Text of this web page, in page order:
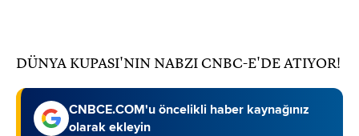
DÜNYA KUPASI'NIN NABZI CNBC-E'DE ATIYOR!
CNBCE.COM'u öncelikli haber kaynağınız
olarak ekleyin